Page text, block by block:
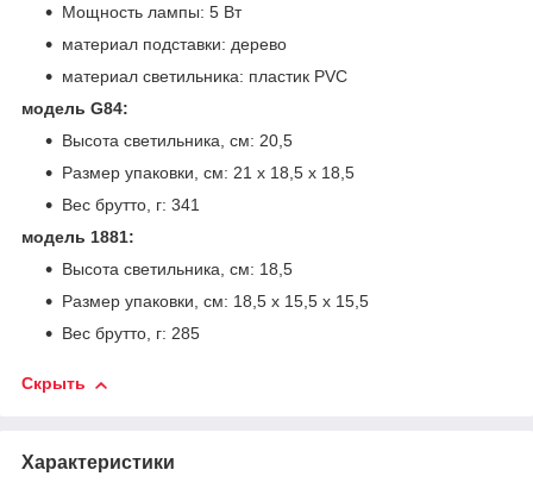
Мощность лампы: 5 Вт
материал подставки: дерево
материал светильника: пластик PVC
модель G84:
Высота светильника, см: 20,5
Размер упаковки, см: 21 х 18,5 х 18,5
Вес брутто, г: 341
модель 1881:
Высота светильника, см: 18,5
Размер упаковки, см: 18,5 х 15,5 х 15,5
Вес брутто, г: 285
Скрыть
Характеристики